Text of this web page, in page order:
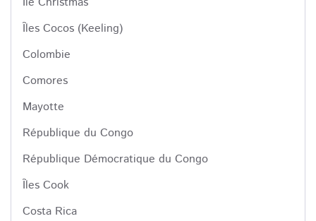
Îles Cocos (Keeling)
Colombie
Comores
Mayotte
République du Congo
République Démocratique du Congo
Îles Cook
Costa Rica